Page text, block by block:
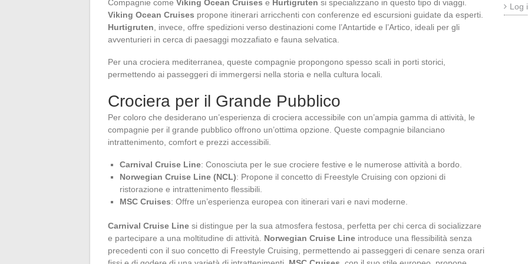
Compagnie come Viking Ocean Cruises e Hurtigruten si specializzano in questo tipo di viaggi.
Viking Ocean Cruises propone itinerari arricchenti con conferenze ed escursioni guidate da esperti.
Hurtigruten , invece, offre spedizioni verso destinazioni come l’Antartide e l’Artico, ideali per gli
avventurieri in cerca di paesaggi mozzafiato e fauna selvatica.
Per una crociera mediterranea, queste compagnie propongono spesso scali in porti storici,
permettendo ai passeggeri di immergersi nella storia e nella cultura locali.
Crociera per il Grande Pubblico
Per coloro che desiderano un’esperienza di crociera accessibile con un’ampia gamma di attività, le
compagnie per il grande pubblico offrono un’ottima opzione. Queste compagnie bilanciano
intrattenimento, comfort e prezzi accessibili.
Carnival Cruise Line: Conosciuta per le sue crociere festive e le numerose attività a bordo.
Norwegian Cruise Line (NCL): Propone il concetto di Freestyle Cruising con opzioni di
ristorazione e intrattenimento flessibili.
MSC Cruises: Offre un’esperienza europea con itinerari vari e navi moderne.
Carnival Cruise Line si distingue per la sua atmosfera festosa, perfetta per chi cerca di socializzare
e partecipare a una moltitudine di attività. Norwegian Cruise Line introduce una flessibilità senza
precedenti con il suo concetto di Freestyle Cruising, permettendo ai passeggeri di cenare senza orari
Log